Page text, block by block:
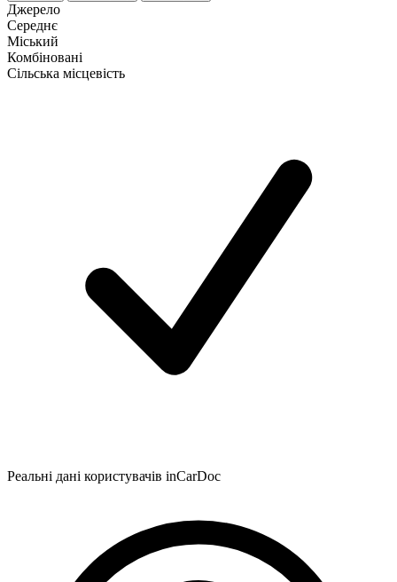
Джерело
Середнє
Міський
Комбіновані
Сільська місцевість
Реальні дані користувачів inCarDoc